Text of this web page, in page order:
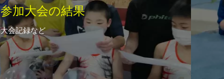
参加大会の結果
大会記録など